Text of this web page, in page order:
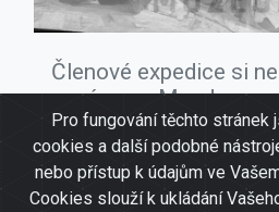
Pro fungování těchto stránek
cookies a další podobné
nebo přístup k údajům ve
Cookies slouží k ukládání
Členové expedice si
význam